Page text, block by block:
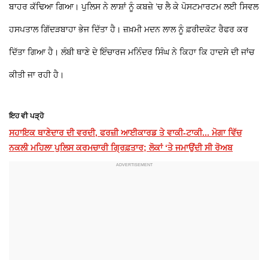
ਬਾਹਰ ਕੱਢਿਆ ਗਿਆ। ਪੁਲਿਸ ਨੇ ਲਾਸ਼ਾਂ ਨੂੰ ਕਬਜ਼ੇ ’ਚ ਲੈ ਕੇ ਪੋਸਟਮਾਰਟਮ ਲਈ ਸਿਵਲ
ਹਸਪਤਾਲ ਗਿੱਦੜਬਾਹਾ ਭੇਜ ਦਿੱਤਾ ਹੈ। ਜ਼ਖ਼ਮੀ ਮਦਨ ਲਾਲ ਨੂੰ ਫ਼ਰੀਦਕੋਟ ਰੈਫਰ ਕਰ
ਦਿੱਤਾ ਗਿਆ ਹੈ। ਲੰਬੀ ਥਾਣੇ ਦੇ ਇੰਚਾਰਜ ਮਨਿੰਦਰ ਸਿੰਘ ਨੇ ਕਿਹਾ ਕਿ ਹਾਦਸੇ ਦੀ ਜਾਂਚ
ਕੀਤੀ ਜਾ ਰਹੀ ਹੈ।
ਇਹ ਵੀ ਪੜ੍ਹੋ
ਸਹਾਇਕ ਥਾਣੇਦਾਰ ਦੀ ਵਰਦੀ, ਫਰਜ਼ੀ ਆਈਕਾਰਡ ਤੇ ਵਾਕੀ-ਟਾਕੀ... ਮੋਗਾ ਵਿੱਚ
ਨਕਲੀ ਮਹਿਲਾ ਪੁਲਿਸ ਕਰਮਚਾਰੀ ਗ੍ਰਿਫ਼ਤਾਰ; ਲੋਕਾਂ ‘ਤੇ ਜਮਾਉਂਦੀ ਸੀ ਰੋਅਬ